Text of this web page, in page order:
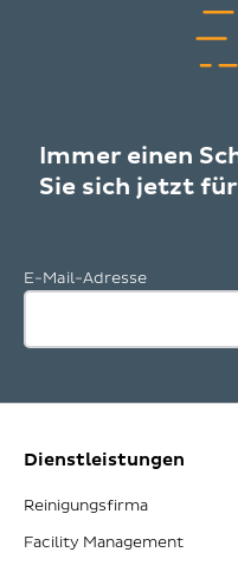
Immer einen
Sie sich jetzt
E-Mail-Adresse
Dienstleistungen
Reinigungsfirma
Facility Management